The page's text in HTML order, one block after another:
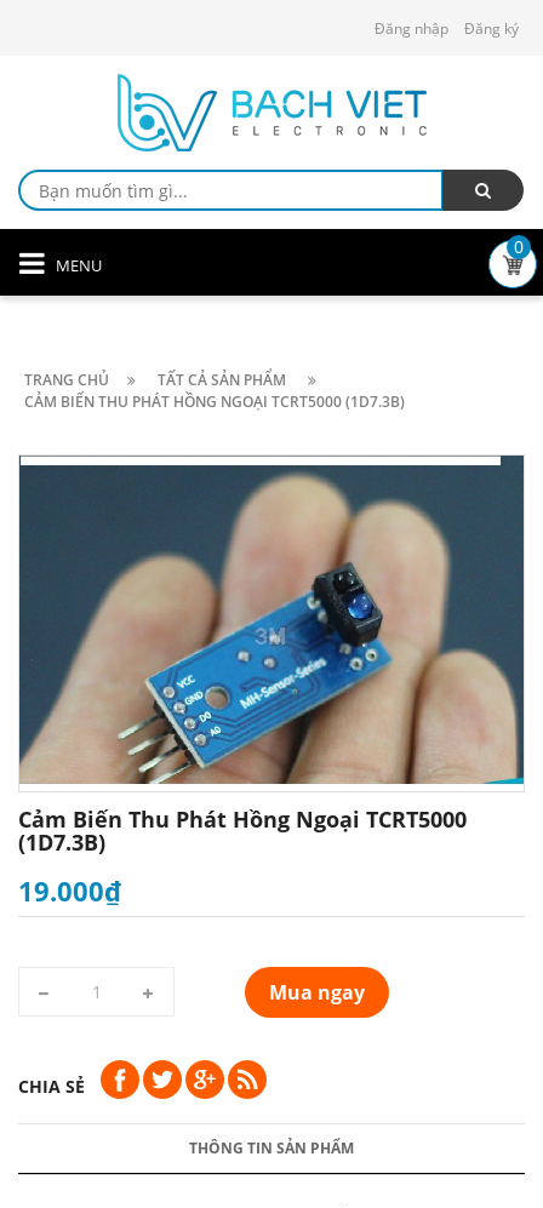
Đăng nhập Đăng ký
MENU
0
TRANG CHỦ
TẤT CẢ SẢN PHẨM
CẢM BIẾN THU PHÁT HỒNG NGOẠI TCRT5000 (1D7.3B)
Cảm Biến Thu Phát Hồng Ngoại TCRT5000
(1D7.3B)
19.000₫
Mua ngay
CHIA SẺ
THÔNG TIN SẢN PHẨM